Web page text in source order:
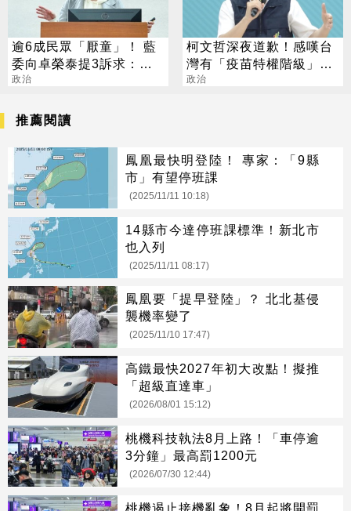
逾6成民眾「厭童」！ 藍
委向卓榮泰提3訴求：根
本沒人敢生孩
政治
柯文哲深夜道歉！感嘆台
灣有「疫苗特權階級」：
都是人性
政治
推薦閱讀
鳳凰最快明登陸！ 專家：「9縣
市」有望停班課
(2025/11/11 10:18)
14縣市今達停班課標準！新北市
也入列
(2025/11/11 08:17)
鳳凰要「提早登陸」？ 北北基侵
襲機率變了
(2025/11/10 17:47)
高鐵最快2027年初大改點！擬推
「超級直達車」
(2026/08/01 15:12)
桃機科技執法8月上路！「車停逾
3分鐘」最高罰1200元
(2026/07/30 12:44)
桃機遏止接機亂象！8月起將開罰